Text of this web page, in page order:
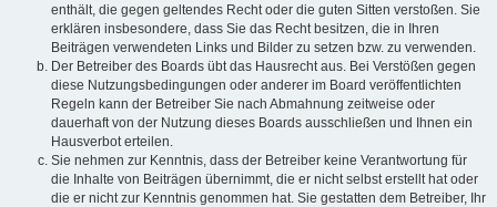
enthält, die gegen geltendes Recht oder die guten Sitten verstoßen. Sie
erklären insbesondere, dass Sie das Recht besitzen, die in Ihren
Beiträgen verwendeten Links und Bilder zu setzen bzw. zu verwenden.
Der Betreiber des Boards übt das Hausrecht aus. Bei Verstößen gegen
diese Nutzungsbedingungen oder anderer im Board veröffentlichten
Regeln kann der Betreiber Sie nach Abmahnung zeitweise oder
dauerhaft von der Nutzung dieses Boards ausschließen und Ihnen ein
Hausverbot erteilen.
Sie nehmen zur Kenntnis, dass der Betreiber keine Verantwortung für
die Inhalte von Beiträgen übernimmt, die er nicht selbst erstellt hat oder
die er nicht zur Kenntnis genommen hat. Sie gestatten dem Betreiber, Ihr